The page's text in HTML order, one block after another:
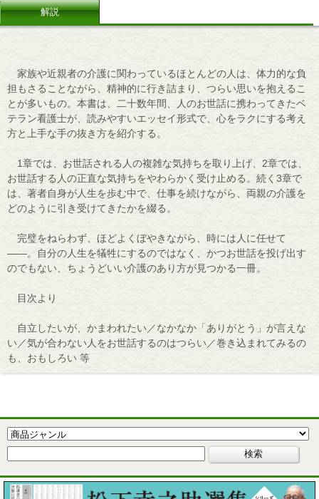
解説
家族や近親者の介護に関わっているほとんどの人は、体力的な負
担もさることながら、精神的に行き詰まり、つらい思いを抱えるこ
とが多いもの。本書は、二十数年間、人のお世話に携わってきたベ
テラン看護士が、読みやすいエッセイ形式で、心をラクにする考え
方と上手な手の抜き方を紹介する。
1章では、お世話される人の複雑な気持ちを取り上げ、2章では、
お世話する人の正直な気持ちをやわらかく受け止める。続く3章で
は、著者自身が人生を歩む中で、仕事を続けながら、両親の介護を
どのように引き受けてきたかを綴る。
完璧をねらわず、ほどよくぼやきながら、時には人に任せて
――。自分の人生を犠牲にするのではなく、かつお世話を投げ出す
のでもない、ちょうどいい介護のあり方が見つかる一冊。
目次より
自立したいが、かまわれたい／なかなか「ありがとう」が言えな
い／気が合わない人をお世話するのはつらい／巻き込まれてみるの
も、おもしろい 等